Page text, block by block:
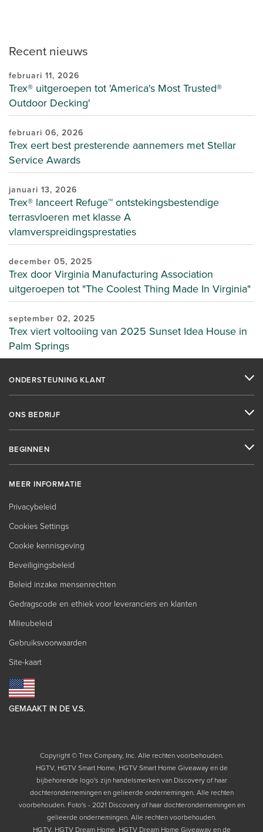
Recent nieuws
februari 11, 2026
Trex® uitgeroepen tot 'America's Most Trusted®
Outdoor Decking'
februari 06, 2026
Trex eert best presterende aannemers met Stellar
Service Awards
januari 13, 2026
Trex® lanceert Refuge™ ontstekingsbestendige
terrasvloeren met klasse A
vlamverspreidingsprestaties
december 05, 2025
Trex door Virginia Manufacturing Association
uitgeroepen tot "The Coolest Thing Made In Virginia"
september 02, 2025
Trex viert voltooiing van 2025 Sunset Idea House in
Palm Springs
ONDERSTEUNING KLANT
ONS BEDRIJF
BEGINNEN
MEER INFORMATIE
Privacybeleid
Cookies Settings
Cookie kennisgeving
Beveiligingsbeleid
Beleid inzake mensenrechten
Gedragscode en ethiek voor leveranciers en klanten
Milieubeleid
Gebruiksvoorwaarden
Site-kaart
GEMAAKT IN DE V.S.
Copyright © Trex Company, Inc. Alle rechten voorbehouden.
HGTV, HGTV Smart Home, HGTV Smart Home Giveaway en de
bijbehorende logo's zijn handelsmerken van Discovery of haar
dochterondernemingen en gelieerde ondernemingen. Alle rechten
voorbehouden. Foto's - 2021 Discovery of haar dochterondernemingen en
gelieerde ondernemingen. Alle rechten voorbehouden.
HGTV, HGTV Dream Home, HGTV Dream Home Giveaway en de